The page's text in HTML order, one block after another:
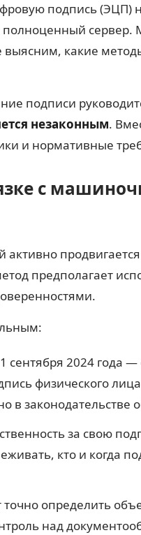
подпись (ЭЦП)
полноценный
какие
подписи
незаконным.
и нормативные
с
предполагает
сентября 2024 года
физического
законодательстве
за свою
кто и когда
точно определить
над